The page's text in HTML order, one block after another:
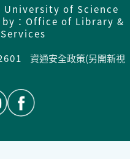
University of Science
：Office of Library &
資通安全政策(另開新視